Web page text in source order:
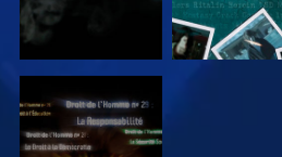
REGARDER